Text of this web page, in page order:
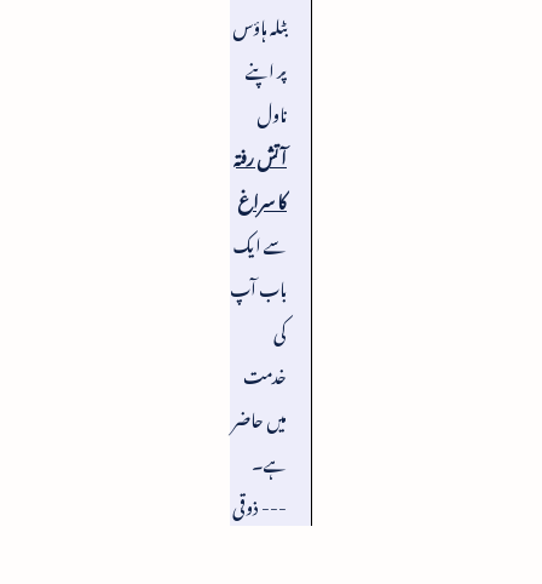
بٹلہ ہاؤس
پر اپنے
ناول
آتش رفتہ
کا سراغ
سے ایک
باب آپ
کی
خدمت
میں حاضر
ہے۔
--- ذوقی